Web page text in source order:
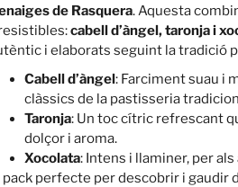
de Rasquera. Aquesta
cabell d’àngel, taronja i
i elaborats seguint la tradició
Cabell d’àngel: Farciment suau i
clàssics de la pastisseria
Taronja: Un toc cítric refrescant
dolçor i aroma.
Xocolata: Intens i llaminer, per
pack perfecte per descobrir i gaudir